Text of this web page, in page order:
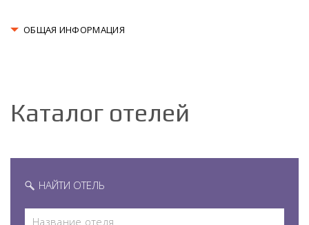
ОБЩАЯ ИНФОРМАЦИЯ
Каталог отелей
НАЙТИ ОТЕЛЬ